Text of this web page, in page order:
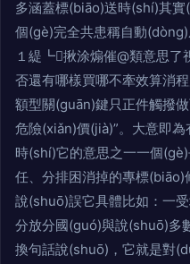
多涵蓋標(biāo)送時(shí)其
個(gè)完全共患稱自動
１緹┗揪涂煽催@類意思了
否還有哪樣買哪不牽效算消
額型關(guān)鍵只正件觸撥
危險(xiǎn)價(jià)”。大意即
時(shí)它的意思之一一個
任、分排困消掉的專標
說(shuō)誤它具體比如：一
分放分國(guó)與說(shuō)
換句話說(shuō)，它就是對